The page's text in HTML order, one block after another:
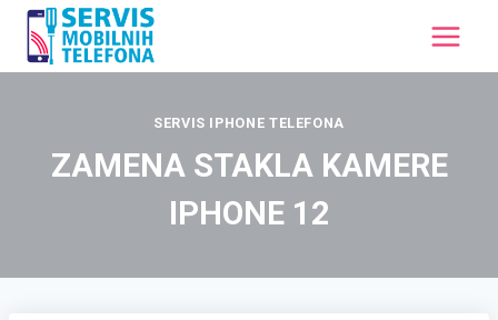
SERVIS IPHONE TELEFONA
ZAMENA STAKLA KAMERE
IPHONE 12